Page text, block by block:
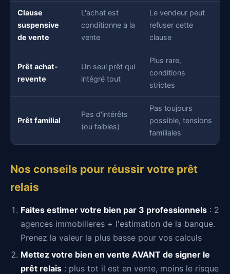
Clause
suspensive
de vente
L'achat est
conditionne a la
vente
Le vendeur peut
refuser cette
clause
Prêt achat-
revente
Un seul prêt qui
intégré tout
Plus rare,
conditions
strictes
Prêt familial
Pas d'intérêts
(ou faibles)
Pas toujours
possible, tensions
familiales
Nos conseils pour réussir votre prêt
relais
Faites estimer votre bien par 3 professionnels : 2
agences immobilieres + l'estimation de la banque.
Prenez la valeur la plus basse pour vos calculs
Mettez votre bien en vente AVANT de signer le
prêt relais : plus tot il est en vente, moins le risque